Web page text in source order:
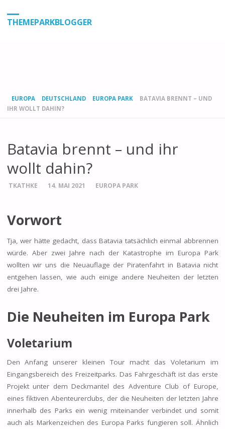
THEMEPARKBLOGGER
HOME
EUROPA DEUTSCHLAND EUROPA PARK
BATAVIA BRENNT – UND
IHR WOLLT DAHIN?
Batavia brennt – und ihr
wollt dahin?
TKATHKE 14. MAI 2021 EUROPA PARK
Vorwort
Tja, wer hätte gedacht, dass Batavia tatsächlich einmal abbrennen
würde. Aber zwei Jahre nach der Katastrophe im Europa Park
wollten wir uns die Neuauflage der Piratenfahrt in Batavia nicht
entgehen lassen, wie auch einige andere Neuheiten der letzten
drei Jahre.
Die Neuheiten im Europa Park
Voletarium
Den Anfang unserer kleinen Tour macht das Voletarium im
Eingangsbereich des Freizeitparks. Das Fahrgeschäft ist das erste
Projekt unter dem Deckmantel des Adventure Club of Europe,
eines fiktiven Abenteurerclubs, der die Neuheiten der letzten Jahre
innerhalb des Parks ein wenig miteinander verbindet und somit
auch als Markenzeichen des Europa Parks fungieren soll. Ähnlich